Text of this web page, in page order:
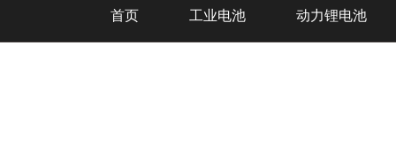
首页 工业电池 动力锂电池